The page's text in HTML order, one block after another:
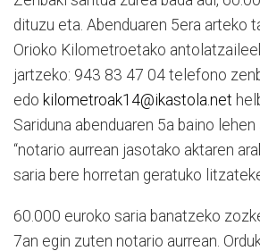
dituzu eta. Abenduaren 5era arteko
Orioko Kilometroetako
jartzeko: 943 83 47 04 telefono
edo kilometroak14@ikastola.net
Sariduna abenduaren 5a baino
“notario aurrean jasotako aktaren
saria bere horretan geratuko
60.000 euroko saria banatzeko
7an egin zuten notario aurrean.